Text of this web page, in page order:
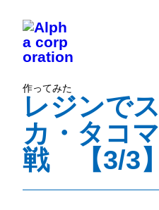
作ってみた
レジンで
カ・タコ
戦 【3/3】